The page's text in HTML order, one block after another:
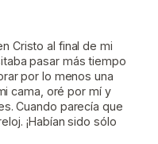
Cristo al final de mi
pasar más tiempo
por lo menos una
cama, oré por mí y
Cuando parecía que
¡Habían sido sólo